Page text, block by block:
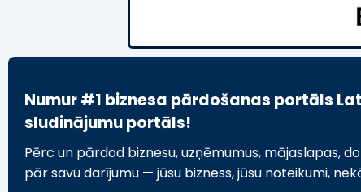
Numur #1 biznesa pārdošanas portāls
sludinājumu portāls!
Pērc un pārdod biznesu, uzņēmumus, mājaslapas,
pār savu darījumu — jūsu bizness, jūsu noteikumi,